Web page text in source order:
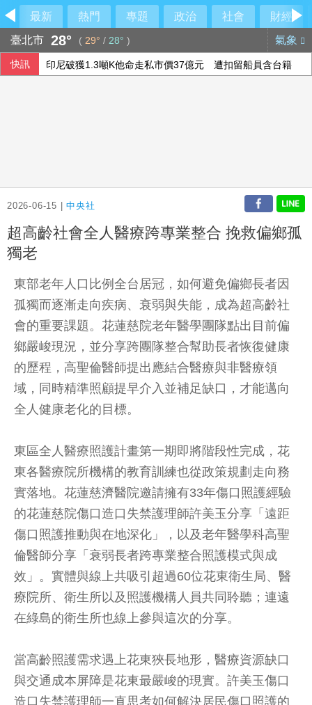
最新 熱門 專題 政治 社會
財經
臺北市 28° ( 29° / 28° ) 氣象
快訊 印尼破獲1.3噸K他命走私市價37億元 遭扣留船員含台籍
2026-06-15 |中央社
超高齡社會全人醫療跨專業整合 挽救偏鄉孤
獨老
東部老年人口比例全台居冠，如何避免偏鄉長者因
孤獨而逐漸走向疾病、衰弱與失能，成為超高齡社
會的重要課題。花蓮慈院老年醫學團隊點出目前偏
鄉嚴峻現況，並分享跨團隊整合幫助長者恢復健康
的歷程，高聖倫醫師提出應結合醫療與非醫療領
域，同時精準照顧提早介入並補足缺口，才能邁向
全人健康老化的目標。
東區全人醫療照護計畫第一期即將階段性完成，花
東各醫療院所機構的教育訓練也從政策規劃走向務
實落地。花蓮慈濟醫院邀請擁有33年傷口照護經驗
的花蓮慈院傷口造口失禁護理師許美玉分享「遠距
傷口照護推動與在地深化」，以及老年醫學科高聖
倫醫師分享「衰弱長者跨專業整合照護模式與成
效」。實體與線上共吸引超過60位花東衛生局、醫
療院所、衛生所以及照護機構人員共同聆聽；連遠
在綠島的衛生所也線上參與這次的分享。
當高齡照護需求遇上花東狹長地形，醫療資源缺口
與交通成本屏障是花東最嚴峻的現實。許美玉傷口
造口失禁護理師一直思考如何解決居民傷口照護的